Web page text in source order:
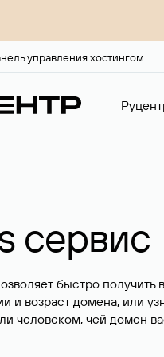
управления хостингом
сервис
быстро
и возраст домена, или
человеком, чей домен